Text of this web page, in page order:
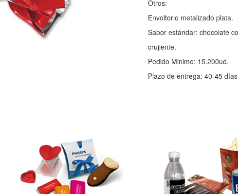
Otros:
Envoltorio metalizado plata.
Sabor estándar: chocolate
crujiente.
Pedido Minimo: 15.200ud.
Plazo de entrega: 40-45